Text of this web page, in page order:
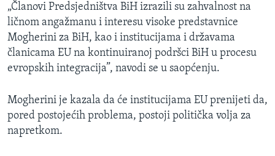
„Članovi Predsjedništva BiH izrazili su zahvalnost na
ličnom angažmanu i interesu visoke predstavnice
Mogherini za BiH, kao i institucijama i državama
članicama EU na kontinuiranoj podršci BiH u procesu
evropskih integracija”, navodi se u saopćenju.
Mogherini je kazala da će institucijama EU prenijeti da,
pored postojećih problema, postoji politička volja za
napretkom.